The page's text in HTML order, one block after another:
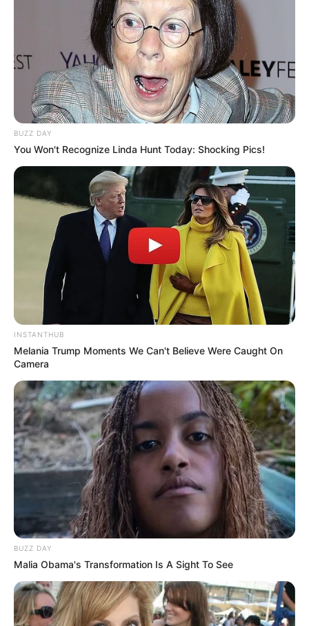
Círculo
BUZZ DAY
You Won't Recognize Linda Hunt Today: Shocking Pics!
INSTANTHUB
Melania Trump Moments We Can't Believe Were Caught On
Camera
BUZZ DAY
Malia Obama's Transformation Is A Sight To See